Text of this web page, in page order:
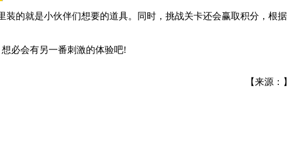
的就是小伙伴们想要的道具。同时，挑战关卡还会赢取积分，根据
必会有另一番刺激的体验吧!
【来源：】